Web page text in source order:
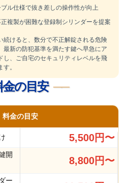
ブル仕様で抜き差しの操作性が向上
複製が困難な登録制シリンダーを提案
続けると、数分で不正解錠される危険
最新の防犯基準を満たす鍵へ早急にア
し、ご自宅のセキュリティレベルを飛
。
金の目安
料金の目安
5,500円〜
開
8,800円〜
ー